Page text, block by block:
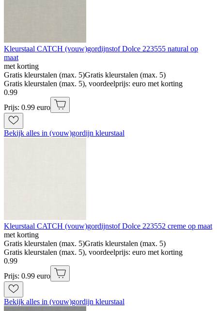
Kleurstaal CATCH (vouw)gordijnstof Dolce 223555 natural op
maat
met korting
Gratis kleurstalen (max. 5)Gratis kleurstalen (max. 5)
Gratis kleurstalen (max. 5), voordeelprijs: euro met korting
0.99
Prijs: 0.99 euro
Bekijk alles in (vouw)gordijn kleurstaal
Kleurstaal CATCH (vouw)gordijnstof Dolce 223552 creme op maat
met korting
Gratis kleurstalen (max. 5)Gratis kleurstalen (max. 5)
Gratis kleurstalen (max. 5), voordeelprijs: euro met korting
0.99
Prijs: 0.99 euro
Bekijk alles in (vouw)gordijn kleurstaal